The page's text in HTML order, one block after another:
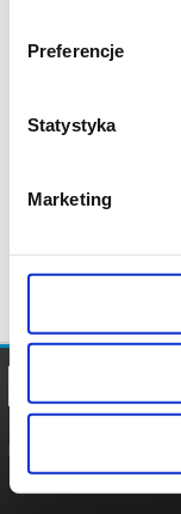
Preferencje
Statystyka
Marketing